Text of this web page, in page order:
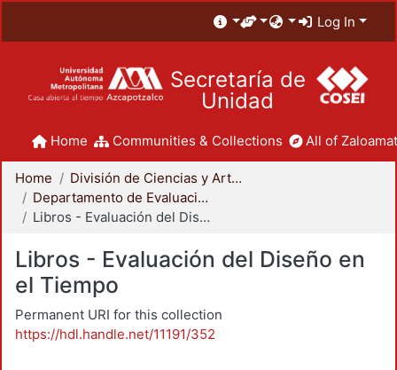
Log In
Secretaría de
Unidad
Home Communities & Collections All of
Home
División de Ciencias y Artes para el Diseño
Departamento de Evaluación del Diseño en el Tiempo
Libros - Evaluación del Diseño en el Tiempo
Libros - Evaluación del Diseño en
el Tiempo
Permanent URI for this collection
https://hdl.handle.net/11191/352